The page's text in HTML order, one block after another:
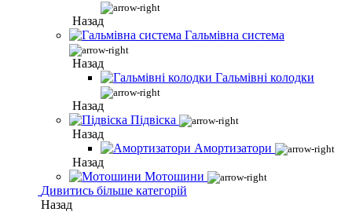
Назад
Гальмівна система
Назад
Гальмівні колодки
Назад
Підвіска
Назад
Амортизатори
Назад
Мотошини
Дивитись більше категорій
Назад